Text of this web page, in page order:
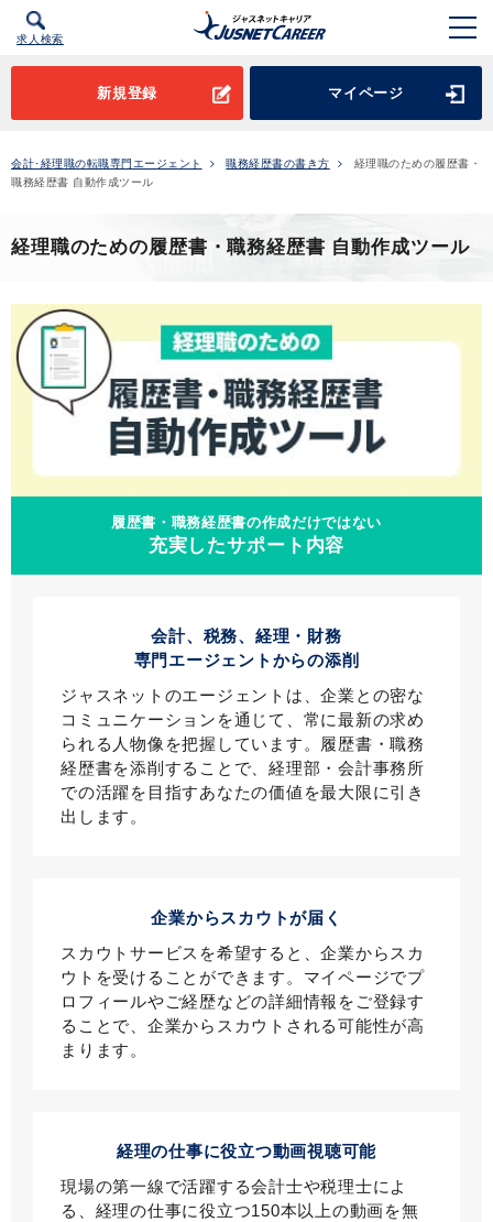
求人検索
新規登録 マイページ
会計･経理職の転職専門エージェント 職務経歴書の書き方
経理職のための履歴書・
職務経歴書 自動作成ツール
経理職のための履歴書・職務経歴書 自動作成ツール
履歴書・職務経歴書の作成だけではない
充実したサポート内容
会計、税務、経理・財務
専門エージェントからの添削
ジャスネットのエージェントは、企業との密な
コミュニケーションを通じて、常に最新の求め
られる人物像を把握しています。履歴書・職務
経歴書を添削することで、経理部・会計事務所
での活躍を目指すあなたの価値を最大限に引き
出します。
企業からスカウトが届く
スカウトサービスを希望すると、企業からスカ
ウトを受けることができます。マイページでプ
ロフィールやご経歴などの詳細情報をご登録す
ることで、企業からスカウトされる可能性が高
まります。
経理の仕事に役立つ動画視聴可能
現場の第一線で活躍する会計士や税理士によ
る、経理の仕事に役立つ150本以上の動画を無